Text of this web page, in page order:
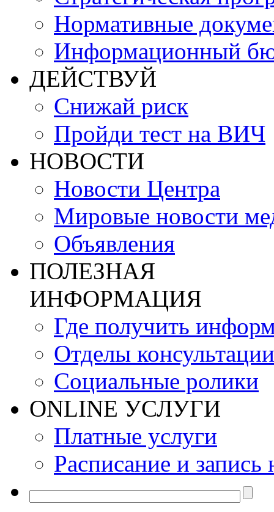
Нормативные
Информационный
ДЕЙСТВУЙ
Снижай риск
Пройди тест на ВИЧ
НОВОСТИ
Новости Центра
Мировые новости
Объявления
ПОЛЕЗНАЯ
ИНФОРМАЦИЯ
Где получить
Отделы консультации
Социальные ролики
ONLINE УСЛУГИ
Платные услуги
Расписание и запись